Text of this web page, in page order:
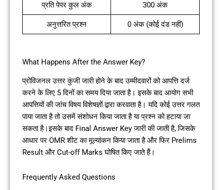
प्रति पेपर कुल अंक 300 अंक
अनुत्तरित प्रश्न 0 अंक (कोई दंड नहीं)
What Happens After the Answer Key?
प्रोविजनल उत्तर कुंजी जारी होने के बाद उम्मीदवारों को आपत्ति दर्ज
करने के लिए 5 दिनों का समय दिया जाता है। इसके बाद आयोग सभी
आपत्तियों की जांच विषय विशेषज्ञों द्वारा करवाता है। यदि कोई उत्तर गलत
पाया जाता है तो उसमें संशोधन किया जाता है या प्रश्न को हटाया जा
सकता है।इसके बाद Final Answer Key जारी की जाती है, जिसके
आधार पर OMR शीट का मूल्यांकन किया जाता है और फिर Prelims
Result और Cut-off Marks घोषित किए जाते हैं।
Frequently Asked Questions